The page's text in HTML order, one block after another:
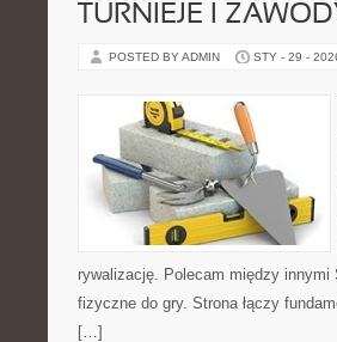
TURNIEJE I
POSTED BY ADMIN STY - 29 -
rywalizację. Polecam między
fizyczne do gry. Strona łączy
[…]